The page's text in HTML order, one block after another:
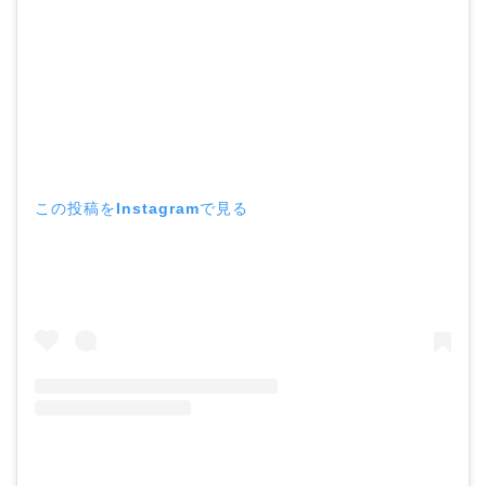
この投稿をInstagramで見る